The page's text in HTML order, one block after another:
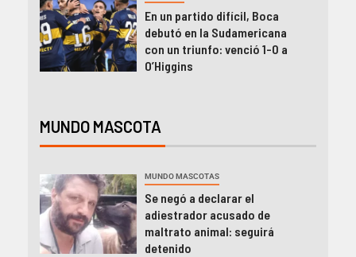
En un partido difícil, Boca
debutó en la Sudamericana
con un triunfo: venció 1-0 a
O’Higgins
MUNDO MASCOTA
MUNDO MASCOTAS
Se negó a declarar el
adiestrador acusado de
maltrato animal: seguirá
detenido